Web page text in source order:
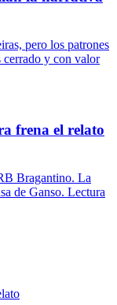
pero los patrones
cerrado y con valor
frena el relato
Bragantino. La
de Ganso. Lectura